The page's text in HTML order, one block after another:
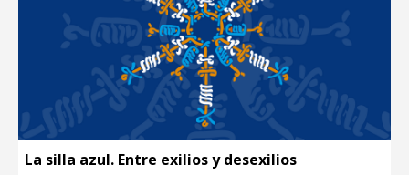
La silla azul. Entre exilios y desexilios